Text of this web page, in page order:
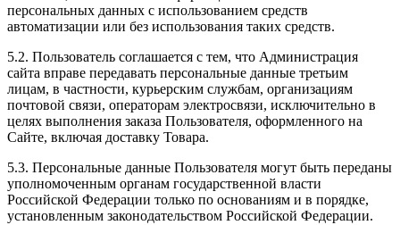
персональных данных с использованием средств
автоматизации или без использования таких средств.
5.2. Пользователь соглашается с тем, что Администрация
сайта вправе передавать персональные данные третьим
лицам, в частности, курьерским службам, организациям
почтовой связи, операторам электросвязи, исключительно в
целях выполнения заказа Пользователя, оформленного на
Сайте, включая доставку Товара.
5.3. Персональные данные Пользователя могут быть переданы
уполномоченным органам государственной власти
Российской Федерации только по основаниям и в порядке,
установленным законодательством Российской Федерации.